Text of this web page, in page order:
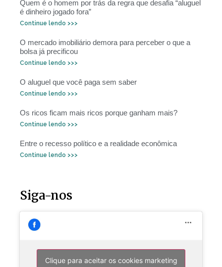
Quem é o homem por trás da regra que desafia “aluguel
é dinheiro jogado fora”
Continue lendo >>>
O mercado imobiliário demora para perceber o que a
bolsa já precificou
Continue lendo >>>
O aluguel que você paga sem saber
Continue lendo >>>
Os ricos ficam mais ricos porque ganham mais?
Continue lendo >>>
Entre o recesso político e a realidade econômica
Continue lendo >>>
Siga-nos
Clique para aceitar os cookies marketing